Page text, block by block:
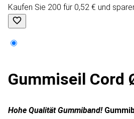
Kaufen Sie 200 für 0,52 € und
Gummiseil Cord
Hohe Qualität Gummiband!